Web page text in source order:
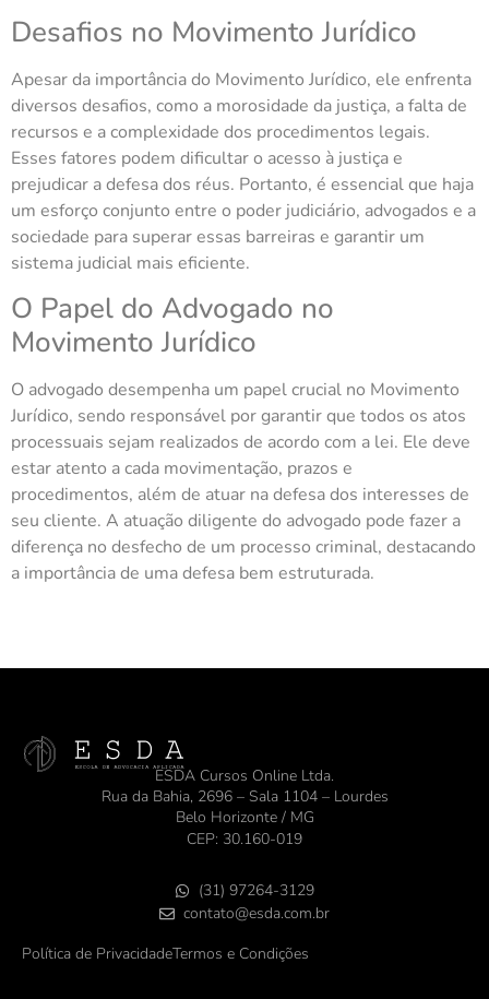
Desafios no Movimento Jurídico
Apesar da importância do Movimento Jurídico, ele enfrenta
diversos desafios, como a morosidade da justiça, a falta de
recursos e a complexidade dos procedimentos legais.
Esses fatores podem dificultar o acesso à justiça e
prejudicar a defesa dos réus. Portanto, é essencial que haja
um esforço conjunto entre o poder judiciário, advogados e a
sociedade para superar essas barreiras e garantir um
sistema judicial mais eficiente.
O Papel do Advogado no
Movimento Jurídico
O advogado desempenha um papel crucial no Movimento
Jurídico, sendo responsável por garantir que todos os atos
processuais sejam realizados de acordo com a lei. Ele deve
estar atento a cada movimentação, prazos e
procedimentos, além de atuar na defesa dos interesses de
seu cliente. A atuação diligente do advogado pode fazer a
diferença no desfecho de um processo criminal, destacando
a importância de uma defesa bem estruturada.
ESDA Cursos Online Ltda.
Rua da Bahia, 2696 – Sala 1104 – Lourdes
Belo Horizonte / MG
CEP: 30.160-019
Política de PrivacidadeTermos e Condições
(31) 97264-3129
contato@esda.com.br